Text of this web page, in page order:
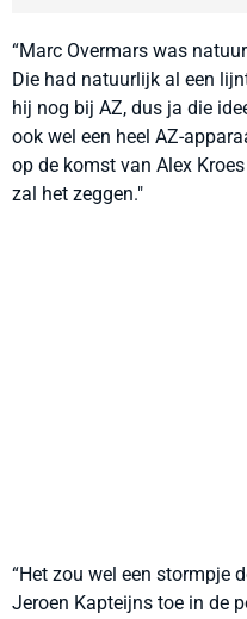
“Marc Overmars was
Die had natuurlijk al een
hij nog bij AZ, dus ja die
ook wel een heel AZ-
op de komst van Alex
zal het zeggen."
“Het zou wel een stormpje
Jeroen Kapteijns toe in de